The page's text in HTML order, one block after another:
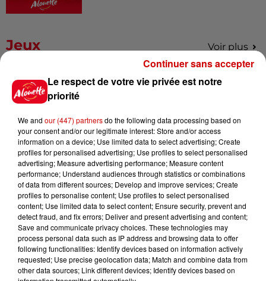
Jeux Voir plus
Gagnez vos places pour le
Festival du Roi Arthur 2026 !
Gagnez vos entrées pour le
Musée du Sport Automobile au
Mans !
Alouette vous invite à
Futuroscope Xperiences !
Le respect de votre vie privée est notre
priorité
We and our (447) partnersdo the following data processing based on
your consent and/or our legitimate interest: Store and/or access
information on a device; Use limited data to select advertising; Create
profiles for personalised advertising; Use profiles to select personalised
advertising; Measure advertising performance; Measure content
performance; Understand audiences through statistics or combinations
of data from different sources; Develop and improve services; Create
profiles to personalise content; Use profiles to select personalised
content; Use limited data to select content; Ensure security, prevent and
detect fraud, and fix errors; Deliver and present advertising and content;
Save and communicate privacy choices. These technologies may
process personal data such as IP address and browsing data to offer
following functionalities: Identify devices based on information actively
requested; Use precise geolocation data; Match and combine data from
other data sources; Link different devices; Identify devices based on
Continuer sans accepter